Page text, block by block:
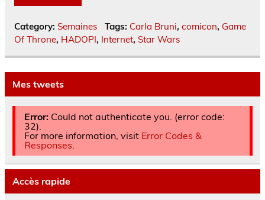
Category: Semaines Tags: Carla Bruni, comicon, Game
Of Throne, HADOPI, Internet, Star Wars
Mes tweets
Error:Could not authenticate you. (error code:
32).
For more information, visit Error Codes &
Responses.
Accès rapide